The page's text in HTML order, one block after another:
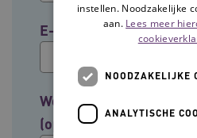
E-mailadres
Welke groep past het
(optioneel)
instellen. Noodzakelijke
aan. Lees meer
NOODZAKELIJKE
ANALYTISCHE